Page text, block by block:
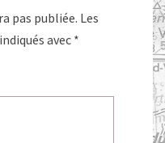
pas publiée. Les
avec *